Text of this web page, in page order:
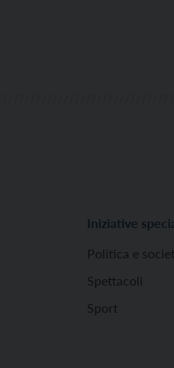
Iniziative
Politica e
Spettacoli
Sport